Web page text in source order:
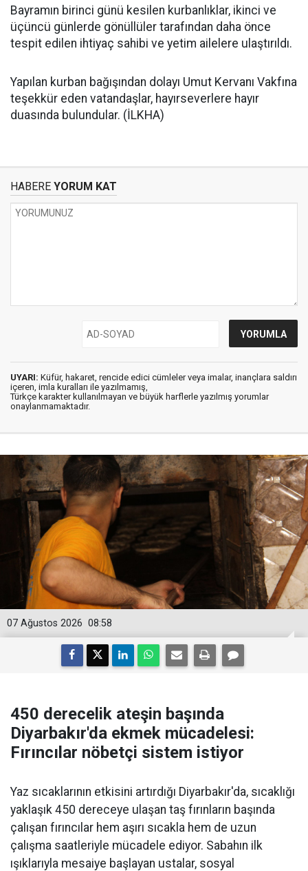
Bayramın birinci günü kesilen kurbanlıklar, ikinci ve
üçüncü günlerde gönüllüler tarafından daha önce
tespit edilen ihtiyaç sahibi ve yetim ailelere ulaştırıldı.
Yapılan kurban bağışından dolayı Umut Kervanı Vakfına
teşekkür eden vatandaşlar, hayırseverlere hayır
duasında bulundular. (İLKHA)
HABERE YORUM KAT
UYARI: Küfür, hakaret, rencide edici cümleler veya imalar, inançlara saldırı
içeren, imla kuralları ile yazılmamış,
Türkçe karakter kullanılmayan ve büyük harflerle yazılmış yorumlar
onaylanmamaktadır.
08:58
07 Ağustos 2026
450 derecelik ateşin başında
Diyarbakır'da ekmek mücadelesi:
Fırıncılar nöbetçi sistem istiyor
Yaz sıcaklarının etkisini artırdığı Diyarbakır'da, sıcaklığı
yaklaşık 450 dereceye ulaşan taş fırınların başında
çalışan fırıncılar hem aşırı sıcakla hem de uzun
çalışma saatleriyle mücadele ediyor. Sabahın ilk
ışıklarıyla mesaiye başlayan ustalar, sosyal